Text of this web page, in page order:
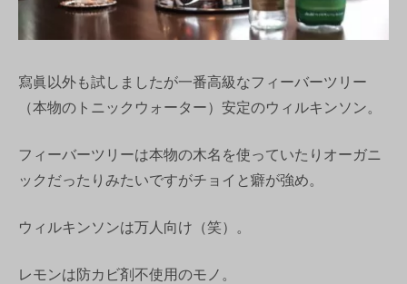
寫眞以外も試しましたが一番高級なフィーバーツリー
（本物のトニックウォーター）安定のウィルキンソン。
フィーバーツリーは本物の木名を使っていたりオーガニ
ックだったりみたいですがチョイと癖が強め。
ウィルキンソンは万人向け（笑）。
レモンは防カビ剤不使用のモノ。